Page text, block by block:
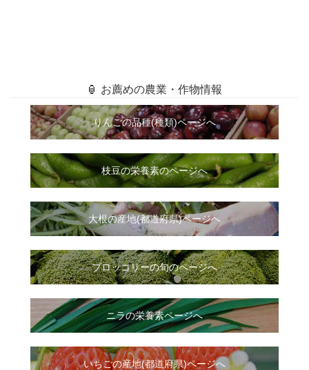
🏮 お薦めの農業・作物情報
りんごの品種(種類)ページへ
枝豆の栄養素のページへ
大根の産地(都道府県)ページへ
ブロッコリーの旬のページへ
ニラの栄養素ページへ
いちごの産地(都道府県)ページへ